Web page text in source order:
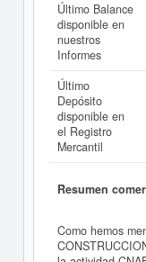
Último Balance
disponible en
nuestros
Informes
Último
Depósito
disponible en
el Registro
Mercantil
Resumen
Como hemos